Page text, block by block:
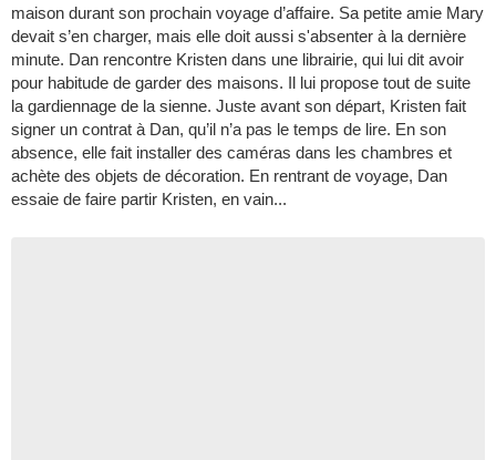
maison durant son prochain voyage d’affaire. Sa petite amie Mary
devait s’en charger, mais elle doit aussi s'absenter à la dernière
minute. Dan rencontre Kristen dans une librairie, qui lui dit avoir
pour habitude de garder des maisons. Il lui propose tout de suite
la gardiennage de la sienne. Juste avant son départ, Kristen fait
signer un contrat à Dan, qu’il n’a pas le temps de lire. En son
absence, elle fait installer des caméras dans les chambres et
achète des objets de décoration. En rentrant de voyage, Dan
essaie de faire partir Kristen, en vain...